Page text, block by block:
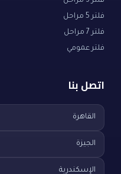
فلتر 5 مراحل
فلتر 7 مراحل
فلتر عمومي
اتصل بنا
القاهرة
الجيزة
الإسكندرية